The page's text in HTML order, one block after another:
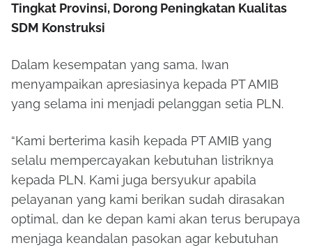
Tingkat Provinsi, Dorong Peningkatan Kualitas
SDM Konstruksi
Dalam kesempatan yang sama, Iwan
menyampaikan apresiasinya kepada PT AMIB
yang selama ini menjadi pelanggan setia PLN.
“Kami berterima kasih kepada PT AMIB yang
selalu mempercayakan kebutuhan listriknya
kepada PLN. Kami juga bersyukur apabila
pelayanan yang kami berikan sudah dirasakan
optimal, dan ke depan kami akan terus berupaya
menjaga keandalan pasokan agar kebutuhan